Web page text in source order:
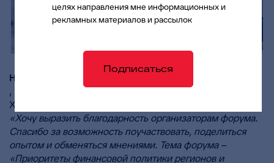
Наталья Зейтениди
, первый заместитель генерального директора БФТ-
Холдинга приветствуя участников Форума, отметила:
«Хочу выразить благодарность организаторам форума.
Спасибо за возможность поучаствовать, поделиться
опытом и обменяться мнениями. Тема форума –
«Приоритеты финансовой политики регионов и
целях направления мне информационных и
рекламных материалов и рассылок
Подписаться